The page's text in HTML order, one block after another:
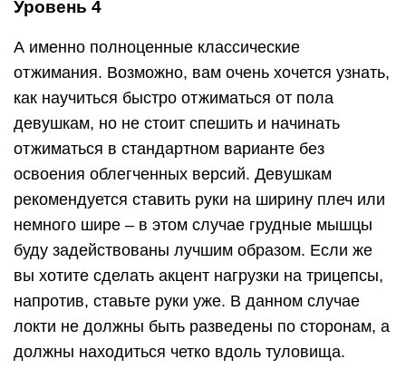
Исходная позиция – упор лежа на вытянутых
руках. Начинайте сгибать руки в локтях до тех
пор, пока между вашей грудной клеткой и полом
не останется пространства. Смотрите четко
вперед, не опускайте взгляд. Выдохните,
займите исходное положение. Чтобы
поддержать достигнутый результат и сохранить
мышцы в тонусе, выполняйте отжимания в те же
3-4 подхода по 12-15 раз. Посвящать
отжиманиям желательно 2-3 раза в неделю – и
когда учимся отжиматься с нуля девушке, и